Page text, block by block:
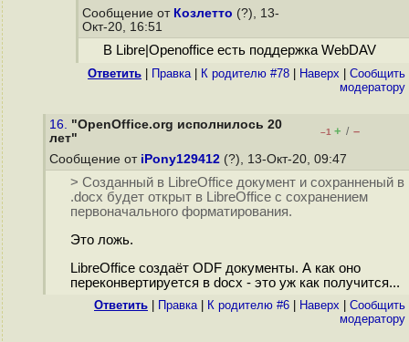
Сообщение от Козлетто (?), 13-
Окт-20, 16:51
В Libre|Openoffice есть поддержка WebDAV
Ответить Правка| К родителю #78 Наверх
Cообщить
модератору
16. "OpenOffice.org исполнилось 20
лет"
–1 + / –
Сообщение от iPony129412 (?), 13-Окт-20, 09:47
> Созданный в LibreOffice документ и сохранненый в
.docx будет открыт в LibreOffice с сохранением
первоначального форматирования.
Это ложь.
LibreOffice создаёт ODF документы. А как оно
переконвертируется в docx - это уж как получится...
Ответить Правка| К родителю #6 Наверх
Cообщить
модератору